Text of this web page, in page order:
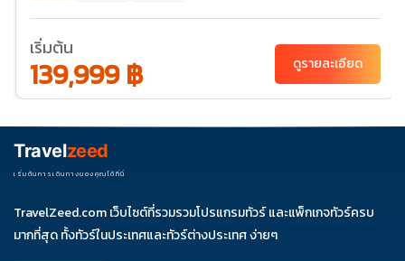
เริ่มต้น
139,999 ฿ ดูรายละเอียด
Travelzeed
เริ่มต้นการเดินทางของคุณได้ที่นี่
TravelZeed.com เว็บไซต์ที่รวมรวมโปรแกรมทัวร์ และแพ็กเกจทัวร์ครบ
มากที่สุด ทั้งทัวร์ในประเทศและทัวร์ต่างประเทศ ง่ายๆ